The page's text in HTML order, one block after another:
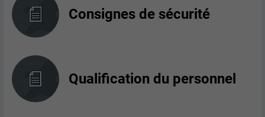
Consignes de sécurité
Qualification du personnel